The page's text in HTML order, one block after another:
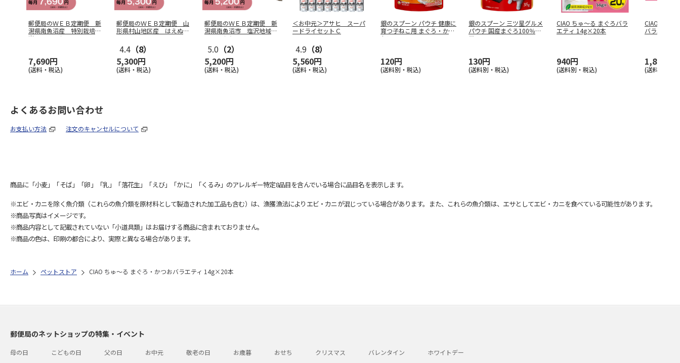
郵便局のＷＥＢ定期便 新
潟県南魚沼産 特別栽培
米 こしひか
7,690円
(送料・税込)
郵便局のＷＥＢ定期便 山
形県村山地区産 はえぬき
4.4 （8）
5,300円
(送料・税込)
郵便局のＷＥＢ定期便 新
潟県南魚沼市 塩沢地域産
こしひかり
5.0 （2）
5,200円
(送料・税込)
＜お中元＞アサヒ スーパ
ードライセットＣ
4.9 （8）
5,560円
(送料・税込)
銀のスプーン パウチ 健康に
育つ子ねこ用 まぐろ・かつ
おに
120円
(送料別・税込)
銀のスプーン 三ツ星グルメ
パウチ 国産まぐろ100％使
用フ
130円
(送料別・税込)
CIAO ちゅ～る まぐろバラ
エティ 14g×20本
940円
(送料別・税込)
CIAO ちゅ
バラエティ
1,880円
(送料別・税
よくあるお問い合わせ
お支払い方法 注文のキャンセルについて
商品に「小麦」「そば」「卵」「乳」「落花生」「えび」「かに」「くるみ」のアレルギー特定8品目を含んでいる場合に品目名を表示します。
※エビ・カニを除く魚介類（これらの魚介類を原材料として製造された加工品も含む）は、漁獲漁法によりエビ・カニが混じっている場合があります。また、これらの魚介類は、エサとしてエビ・カニを食べている可能性があります。
※商品写真はイメージです。
※商品内容として記載されていない「小道具類」はお届けする商品に含まれておりません。
※商品の色は、印刷の都合により、実際と異なる場合があります。
ホーム ペットストア CIAO ちゅ～る まぐろ・かつおバラエティ 14g×20本
郵便局のネットショップの特集・イベント
母の日 こどもの日 父の日 お中元 敬老の日 お歳暮 おせち クリスマス バレンタイン ホワイトデー